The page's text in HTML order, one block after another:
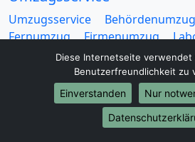
Umzugsservice Behördenumzug
Fernumzug
Firmenumzug
Mini Umzug
Praxisumzug
Seniorenumzug
Entrümpelung
Möbellift
Haushaltsauflösung
Möbelmitfahrzentrale
Diese Internetseite verwendet
Benutzerfreundlichkeit zu
Einverstanden
Nur